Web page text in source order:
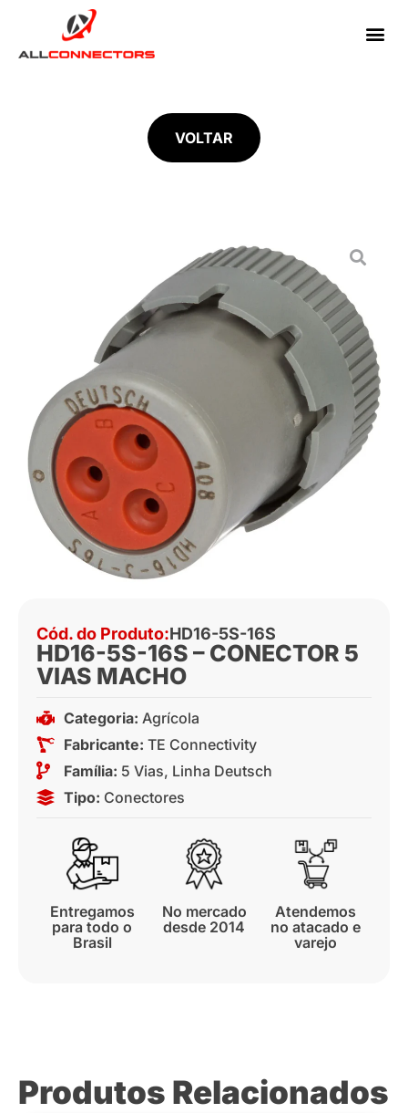
VOLTAR
Cód. do Produto:HD16-5S-16S
HD16-5S-16S – CONECTOR 5
VIAS MACHO
Categoria: Agrícola
Fabricante: TE Connectivity
Família: 5 Vias, Linha Deutsch
Tipo: Conectores
Entregamos
para todo o
Brasil
No mercado
desde 2014
Atendemos
no atacado e
varejo
Produtos Relacionados